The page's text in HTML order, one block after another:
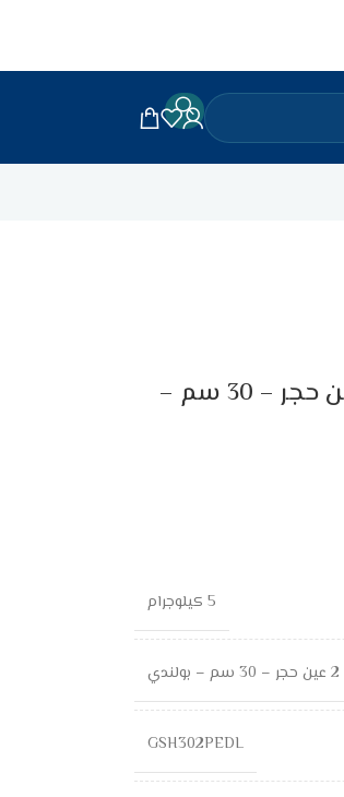
مسطح كهرباء بلت ان جنرال سوبريم – 2 عين حجر – 30 سم –
5 كيلوجرام
GSH302PEDL